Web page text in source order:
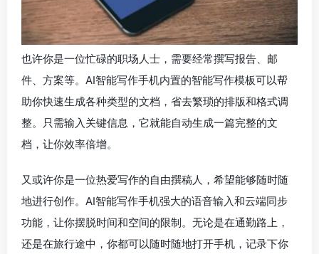
也许你是一位忙碌的职场人士，需要经常撰写报告、邮
件、方案等。AI智能写作手机内置的智能写作模板可以帮
助你快速生成各种类型的文档，省去繁琐的排版和格式调
整。只需输入关键信息，它就能自动生成一篇完整的文
档，让你效率倍增。
又或许你是一位热爱写作的自由撰稿人，希望能够随时随
地进行创作。AI智能写作手机强大的语音输入和云端同步
功能，让你摆脱时间和空间的限制。无论是在通勤路上，
还是在旅行途中，你都可以随时随地打开手机，记录下你